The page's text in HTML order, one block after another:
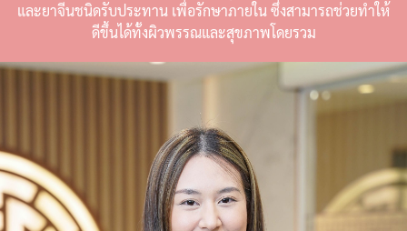
และยาจีนชนิดรับประทาน เพื่อรักษาภายใน ซึ่งสามารถช่วยทำให้
ดีขึ้นได้ทั้งผิวพรรณและสุขภาพโดยรวม